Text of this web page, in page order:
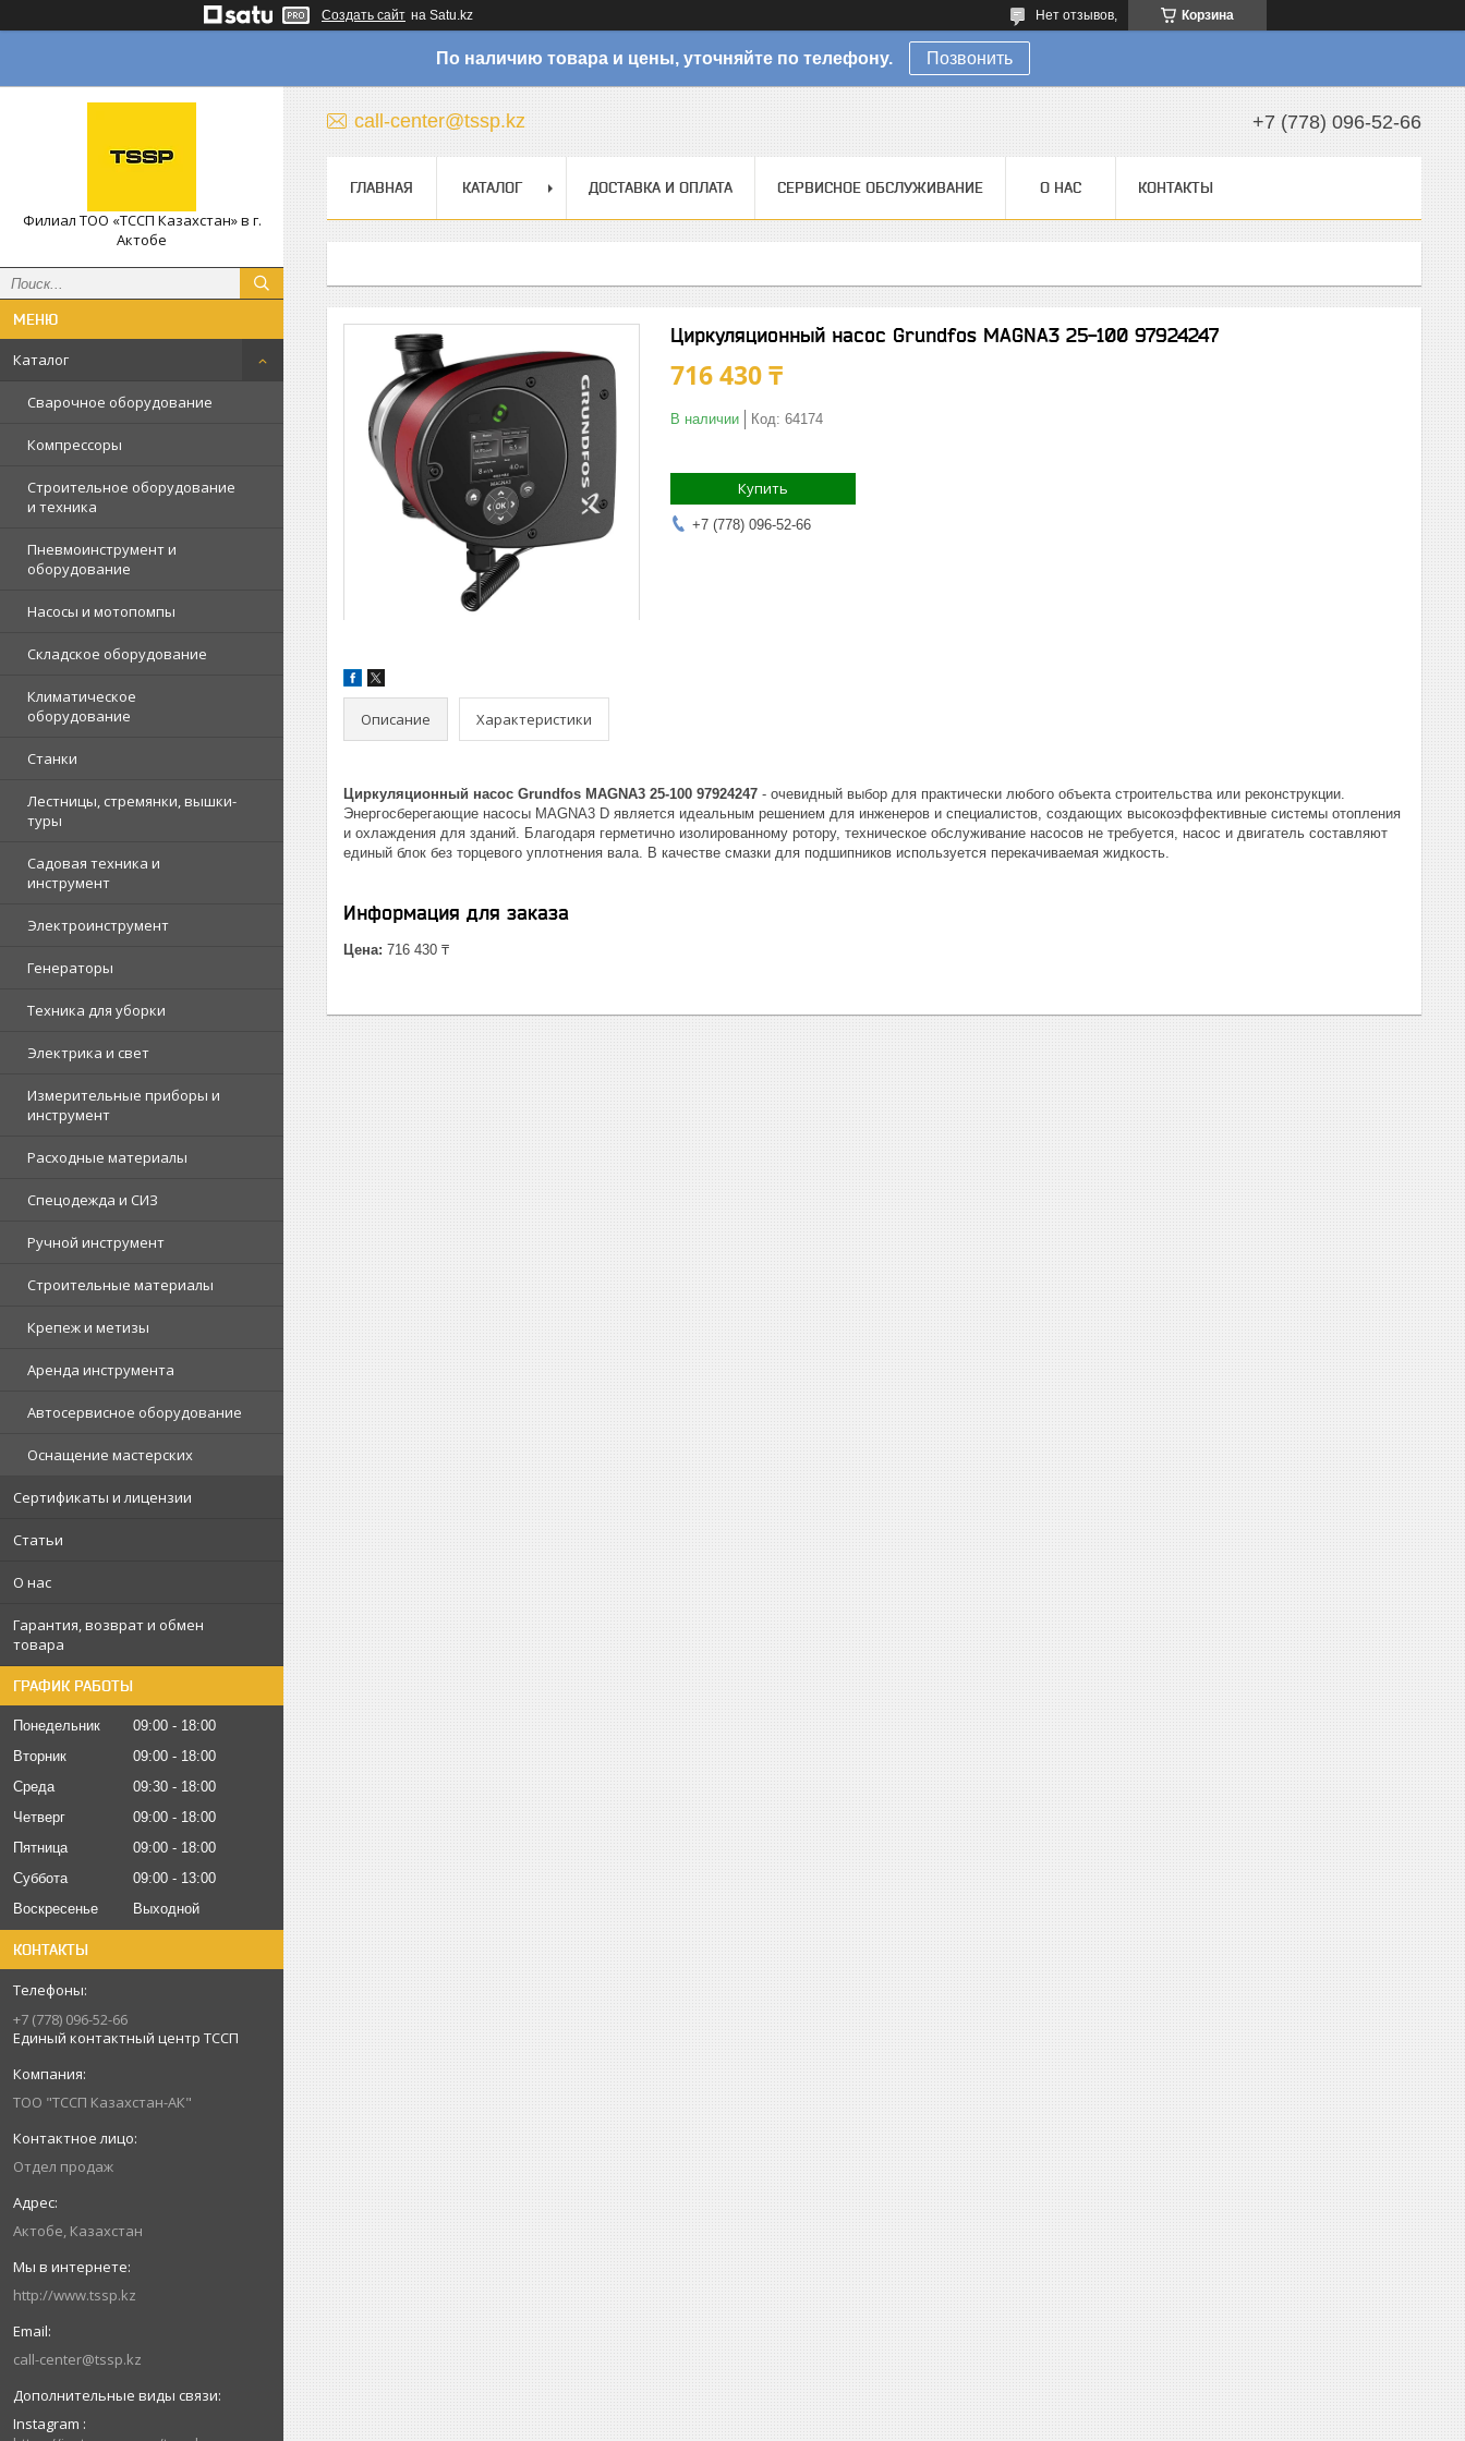
Создать сайт на Satu.kz Корзина
Нет отзывов,
По наличию товара и цены, уточняйте по телефону. Позвонить
Филиал ТОО «ТССП Казахстан» в г.
Актобе
Каталог
Сварочное оборудование
Компрессоры
Строительное оборудование
и техника
Пневмоинструмент и
оборудование
Насосы и мотопомпы
Складское оборудование
Климатическое
оборудование
Станки
Лестницы, стремянки, вышки-
туры
Садовая техника и
инструмент
Электроинструмент
Генераторы
Техника для уборки
Электрика и свет
Измерительные приборы и
инструмент
Расходные материалы
Спецодежда и СИЗ
Ручной инструмент
Строительные материалы
Крепеж и метизы
Аренда инструмента
Автосервисное оборудование
Оснащение мастерских
Сертификаты и лицензии
Статьи
О нас
Гарантия, возврат и обмен
товара
ГРАФИК РАБОТЫ
Понедельник 09:00
18:00
Вторник
09:00
18:00
Среда
09:30
18:00
Четверг
09:00
18:00
Пятница
09:00
18:00
Суббота
09:00
13:00
Воскресенье
Выходной
КОНТАКТЫ
+7 (778) 096-52-66
Единый контактный центр ТССП
ТОО "ТССП Казахстан-АК"
Отдел продаж
Актобе, Казахстан
http://www.tssp.kz
call-center@tssp.kz
Instagram
call-center@tssp.kz +7 (778) 096-52-66
ГЛАВНАЯ КАТАЛОГ ДОСТАВКА И ОПЛАТА СЕРВИСНОЕ ОБСЛУЖИВАНИЕ О НАС КОНТАКТЫ
Циркуляционный насос Grundfos MAGNA3 25-100 97924247
716 430 ₸
В наличии Код: 64174
Купить
+7 (778) 096-52-66
Описание Характеристики
Циркуляционный насос Grundfos MAGNA3 25-100 97924247 - очевидный выбор для практически любого объекта строительства или реконструкции.
Энергосберегающие насосы MAGNA3 D является идеальным решением для инженеров и специалистов, создающих высокоэффективные системы отопления
и охлаждения для зданий. Благодаря герметично изолированному ротору, техническое обслуживание насосов не требуется, насос и двигатель составляют
единый блок без торцевого уплотнения вала. В качестве смазки для подшипников используется перекачиваемая жидкость.
Информация для заказа
Цена: 716 430 ₸